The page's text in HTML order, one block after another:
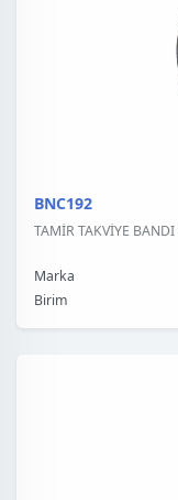
BNC192
TAMİR TAKVİYE
Marka
Birim